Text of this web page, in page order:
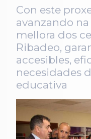
Con este
avanzando
mellora dos
Ribadeo,
accesibles,
necesidades
educativa